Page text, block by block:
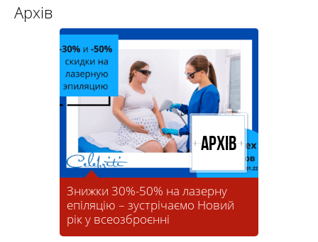
Архів
Знижки 30%-50% на лазерну
епіляцію – зустрічаємо Новий
рік у всеозброєнні
Архів